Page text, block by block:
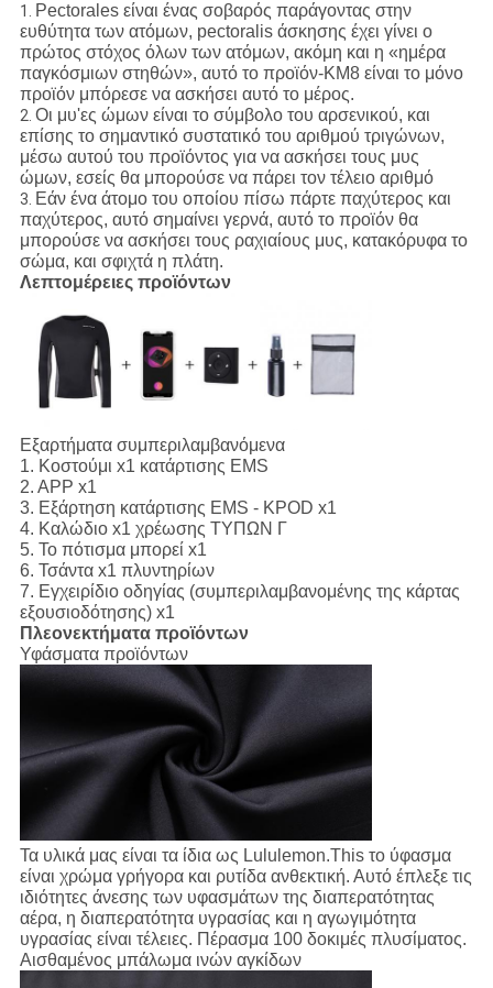
1. Pectorales είναι ένας σοβαρός παράγοντας στην
ευθύτητα των ατόμων, pectoralis άσκησης έχει γίνει ο
πρώτος στόχος όλων των ατόμων, ακόμη και η «ημέρα
παγκόσμιων στηθών», αυτό το προϊόν-KM8 είναι το μόνο
προϊόν μπόρεσε να ασκήσει αυτό το μέρος.
2. Οι μυ'ες ώμων είναι το σύμβολο του αρσενικού, και
επίσης το σημαντικό συστατικό του αριθμού τριγώνων,
μέσω αυτού του προϊόντος για να ασκήσει τους μυς
ώμων, εσείς θα μπορούσε να πάρει τον τέλειο αριθμό
3. Εάν ένα άτομο του οποίου πίσω πάρτε παχύτερος και
παχύτερος, αυτό σημαίνει γερνά, αυτό το προϊόν θα
μπορούσε να ασκήσει τους ραχιαίους μυς, κατακόρυφα το
σώμα, και σφιχτά η πλάτη.
Λεπτομέρειες προϊόντων
Εξαρτήματα συμπεριλαμβανόμενα
1. Κοστούμι x1 κατάρτισης EMS
2. APP x1
3. Εξάρτηση κατάρτισης EMS - KPOD x1
4. Καλώδιο x1 χρέωσης ΤΥΠΩΝ Γ
5. Το πότισμα μπορεί x1
6. Τσάντα x1 πλυντηρίων
7. Εγχειρίδιο οδηγίας (συμπεριλαμβανομένης της κάρτας
εξουσιοδότησης) x1
Πλεονεκτήματα προϊόντων
Υφάσματα προϊόντων
Τα υλικά μας είναι τα ίδια ως Lululemon.This το ύφασμα
είναι χρώμα γρήγορα και ρυτίδα ανθεκτική. Αυτό έπλεξε τις
ιδιότητες άνεσης των υφασμάτων της διαπερατότητας
αέρα, η διαπερατότητα υγρασίας και η αγωγιμότητα
υγρασίας είναι τέλειες. Πέρασμα 100 δοκιμές πλυσίματος.
Αισθαμένος μπάλωμα ινών αγκίδων